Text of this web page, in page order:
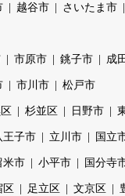
越谷市 さいたま市
市原市 銚子市 成
市川市 松戸市
杉並区 日野市
王子市 立川市 国立
米市 小平市 国分寺
区 足立区 文京区